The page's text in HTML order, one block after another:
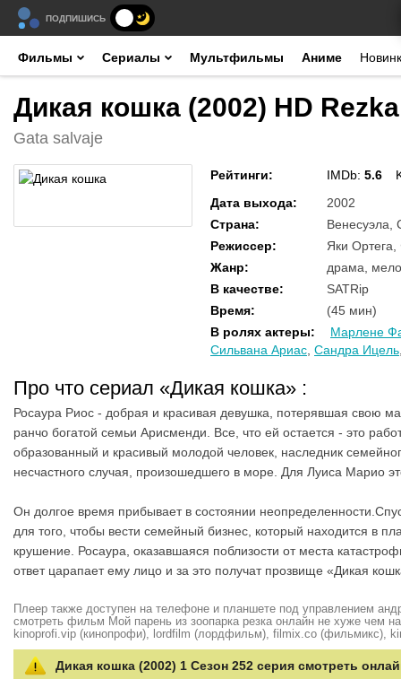
ПОДПИШИСЬ
Фильмы Сериалы Мультфильмы Аниме
Дикая кошка (2002) HD Rezka
Gata salvaje
Рейтинги: IMDb: 5.6
Дата выхода:
2002
Страна:
Режиссер:
Яки
Жанр:
драма,
В качестве:
SATRip
Время:
(45 мин)
В ролях актеры:
Марлене
Сильвана Ариас Сандра Ицель
Про что сериал «Дикая кошка» :
Росаура Риос - добрая и красивая девушка, потерявшая свою
ранчо богатой семьи Арисменди. Все, что ей остается - это
образованный и красивый молодой человек, наследник
несчастного случая, произошедшего в море. Для Луиса Марио
Он долгое время прибывает в состоянии
для того, чтобы вести семейный бизнес, который находится в
крушение. Росаура, оказавшаяся поблизости от места
ответ царапает ему лицо и за это получат прозвище «Дикая
Плеер также доступен на телефоне и планшете под управлением
смотреть фильм Мой парень из зоопарка резка онлайн не хуже чем
kinoprofi.vip (кинопрофи), lordfilm (лордфильм), filmix.co (фильмикс),
Дикая кошка (2002) 1 Сезон 252 серия смотреть